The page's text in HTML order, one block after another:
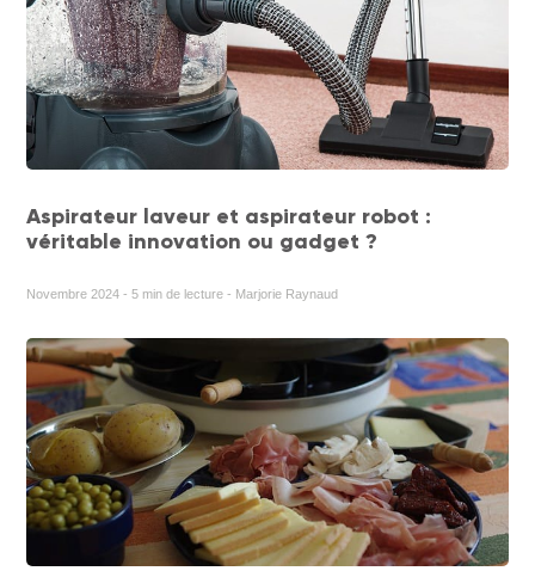
Aspirateur laveur et aspirateur robot :
véritable innovation ou gadget ?
Novembre 2024 - 5 min de lecture - Marjorie Raynaud